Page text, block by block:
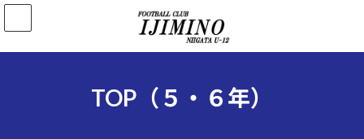
コ
ン
ナ
ー
TOP（５・６年）